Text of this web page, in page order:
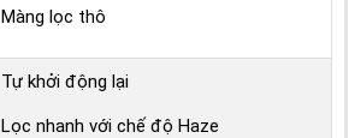
Màng lọc thô
Tự khởi động lại
Lọc nhanh với chế độ Haze